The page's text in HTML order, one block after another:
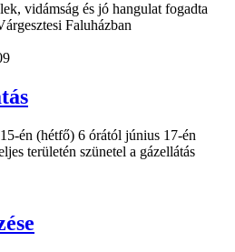
vidámság és jó hangulat fogadta
Faluházban
én (hétfő) 6 órától június 17-én
területén szünetel a gázellátás